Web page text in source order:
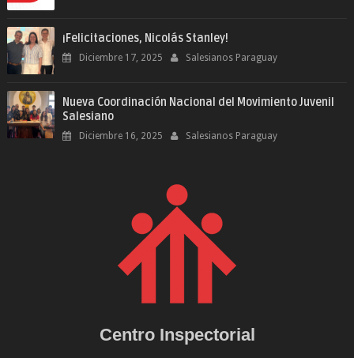
¡Felicitaciones, Nicolás Stanley!
Diciembre 17, 2025 Salesianos Paraguay
Nueva Coordinación Nacional del Movimiento Juvenil
Salesiano
Diciembre 16, 2025 Salesianos Paraguay
Centro Inspectorial